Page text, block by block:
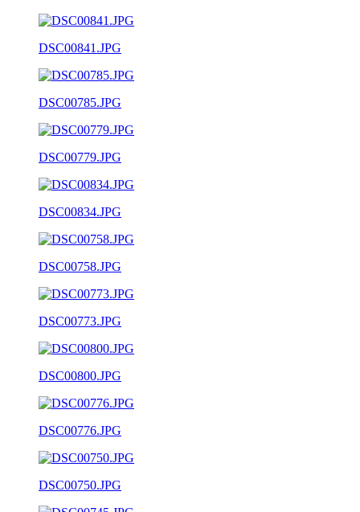
DSC00841.JPG
DSC00785.JPG
DSC00779.JPG
DSC00834.JPG
DSC00758.JPG
DSC00773.JPG
DSC00800.JPG
DSC00776.JPG
DSC00750.JPG